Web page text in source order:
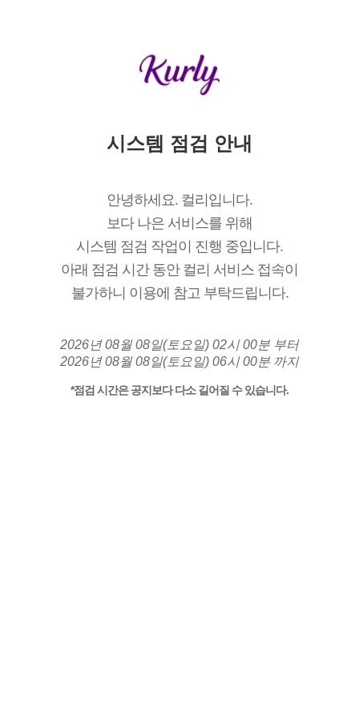
시스템 점검 안내
안녕하세요. 컬리입니다.
보다 나은 서비스를 위해
시스템 점검 작업이 진행 중입니다.
아래 점검 시간 동안 컬리 서비스 접속이
불가하니 이용에 참고 부탁드립니다.
2026년 08월 08일(토요일) 02시 00분 부터
2026년 08월 08일(토요일) 06시 00분 까지
*점검 시간은 공지보다 다소 길어질 수 있습니다.